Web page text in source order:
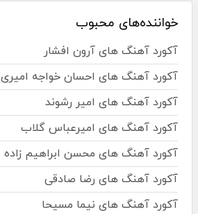
خواننده‌های محبوب
آکورد آهنگ های آرون افشار
آکورد آهنگ های احسان خواجه امیری
آکورد آهنگ های امیر رشوند
آکورد آهنگ های امیرعباس گلاب
آکورد آهنگ های محسن ابراهیم زاده
آکورد آهنگ های رضا صادقی
آکورد آهنگ های نیما مسیحا